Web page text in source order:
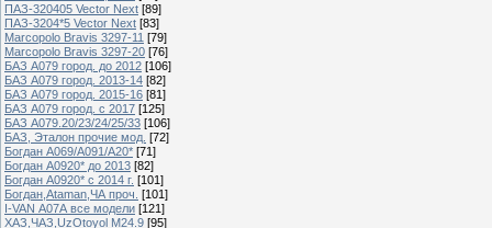
ПАЗ-320405 Vector Next [89]
ПАЗ-3204*5 Vector Next [83]
Marcopolo Bravis 3297-11 [79]
Marcopolo Bravis 3297-20 [76]
БАЗ А079 город. до 2012 [106]
БАЗ А079 город. 2013-14 [82]
БАЗ А079 город. 2015-16 [81]
БАЗ А079 город. с 2017 [125]
БАЗ А079.20/23/24/25/33 [106]
БАЗ, Эталон прочие мод. [72]
Богдан А069/А091/А20* [71]
Богдан А0920* до 2013 [82]
Богдан А0920* с 2014 г. [101]
Богдан,Ataman,ЧА проч. [101]
I-VAN А07А все модели [121]
ХАЗ,ЧАЗ,UzOtoyol M24.9 [95]